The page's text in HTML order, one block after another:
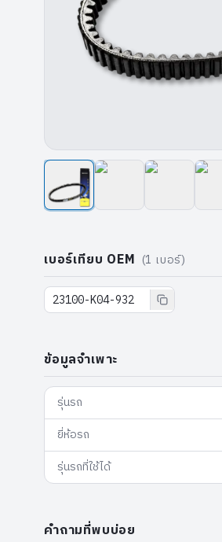
เบอร์เทียบ OEM (1 เบอร์)
23100-K04-932
ข้อมูลจำเพาะ
รุ่นรถ
ยี่ห้อรถ
รุ่นรถที่ใช้ได้
คำถามที่พบบ่อย